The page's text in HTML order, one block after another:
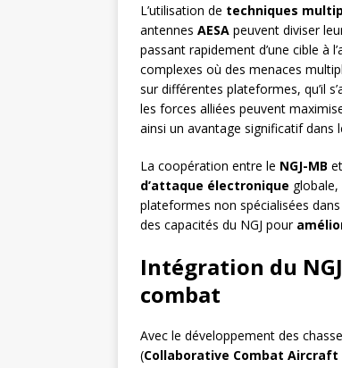
L’utilisation de techniques
antennes AESA peuvent diviser
passant rapidement d’une cible à
complexes où des menaces
sur différentes plateformes, qu’il
les forces alliées peuvent
ainsi un avantage significatif dans
La coopération entre le NGJ-MB
d’attaque électronique
plateformes non spécialisées
des capacités du NGJ pour
Intégration du
combat
Avec le développement des
(Collaborative Combat Aircraft